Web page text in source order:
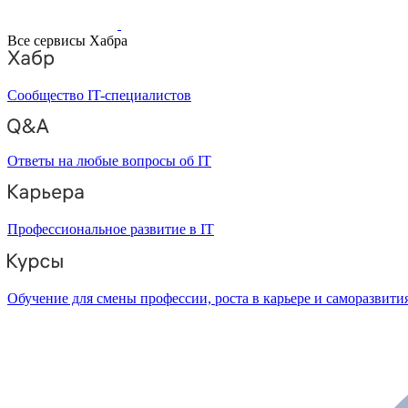
Все сервисы Хабра
Сообщество IT-специалистов
Ответы на любые вопросы об IT
Профессиональное развитие в IT
Обучение для смены профессии, роста в карьере и